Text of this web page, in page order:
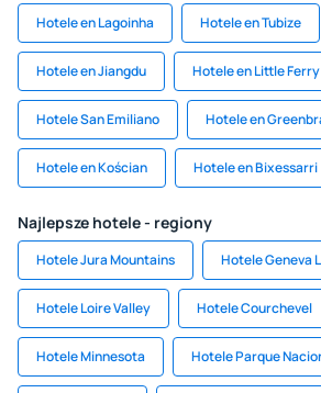
Hotele en Lagoinha Hotele en Tubize
Hotele en Jiangdu Hotele en Little Ferry
Hotele San Emiliano Hotele en
Hotele en Kościan Hotele en Bixessarri
Najlepsze hotele - regiony
Hotele Jura Mountains Hotele Geneva
Hotele Loire Valley Hotele Courchevel
Hotele Minnesota Hotele Parque